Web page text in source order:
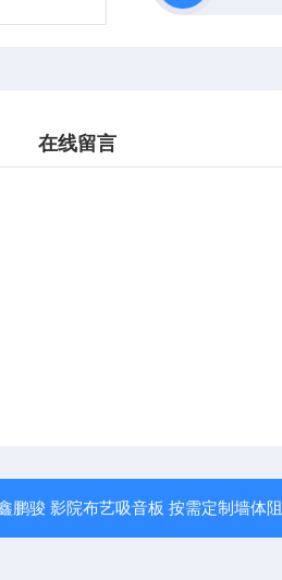
在线留言
鹏骏 影院布艺吸音板 按需定制墙体阻燃海绵防撞材料 实力厂家